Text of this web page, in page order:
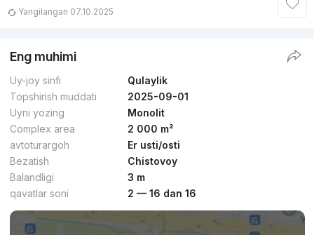
Yangilangan 07.10.2025
Eng muhimi
Uy-joy sinfi
Qulaylik
Topshirish muddati
2025-09-01
Uyni yozing
Monolit
Complex area
2 000 m²
avtoturargoh
Er usti/osti
Bezatish
Chistovoy
Balandligi
3 m
qavatlar soni
2 — 16 dan 16